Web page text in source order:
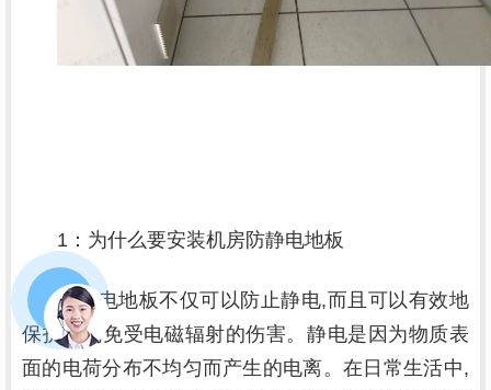
1：为什么要安装机房防静电地板
防静电地板不仅可以防止静电,而且可以有效地
保护人们免受电磁辐射的伤害。静电是因为物质表
面的电荷分布不均匀而产生的电离。在日常生活中,